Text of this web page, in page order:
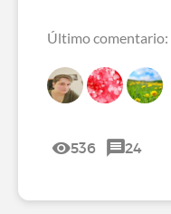
Último
536 24